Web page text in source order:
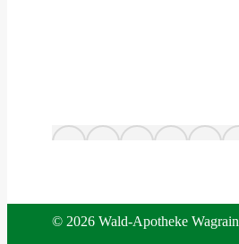
© 2026 Wald-Apotheke Wagrain